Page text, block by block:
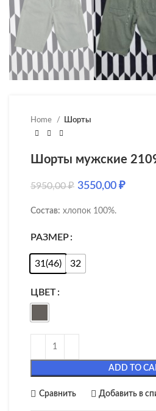
Home Шорты
Шорты мужские
5950,00₽ 3550,00 ₽
Состав: хлопок 100%.
РАЗМЕР
31(46) 32
ЦВЕТ
ADD TO
Сравнить Добавить в